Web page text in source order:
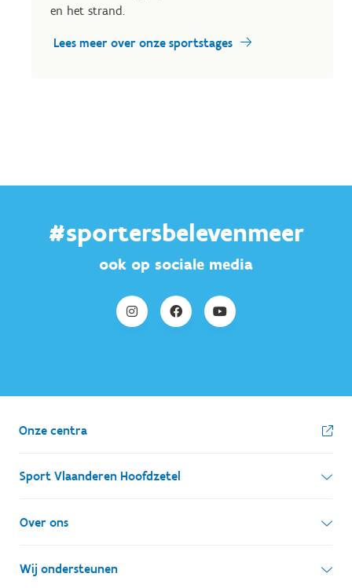
en het strand.
Lees meer over onze sportstages
#sportersbelevenmeer
ook op sociale media
Onze centra
Sport Vlaanderen Hoofdzetel
Simon Bolivarlaan 17
1000 Brussel
Ondernemingsnummer: BE 0248.142.826
Over ons
Wie zijn we, wat doen we
Wij ondersteunen